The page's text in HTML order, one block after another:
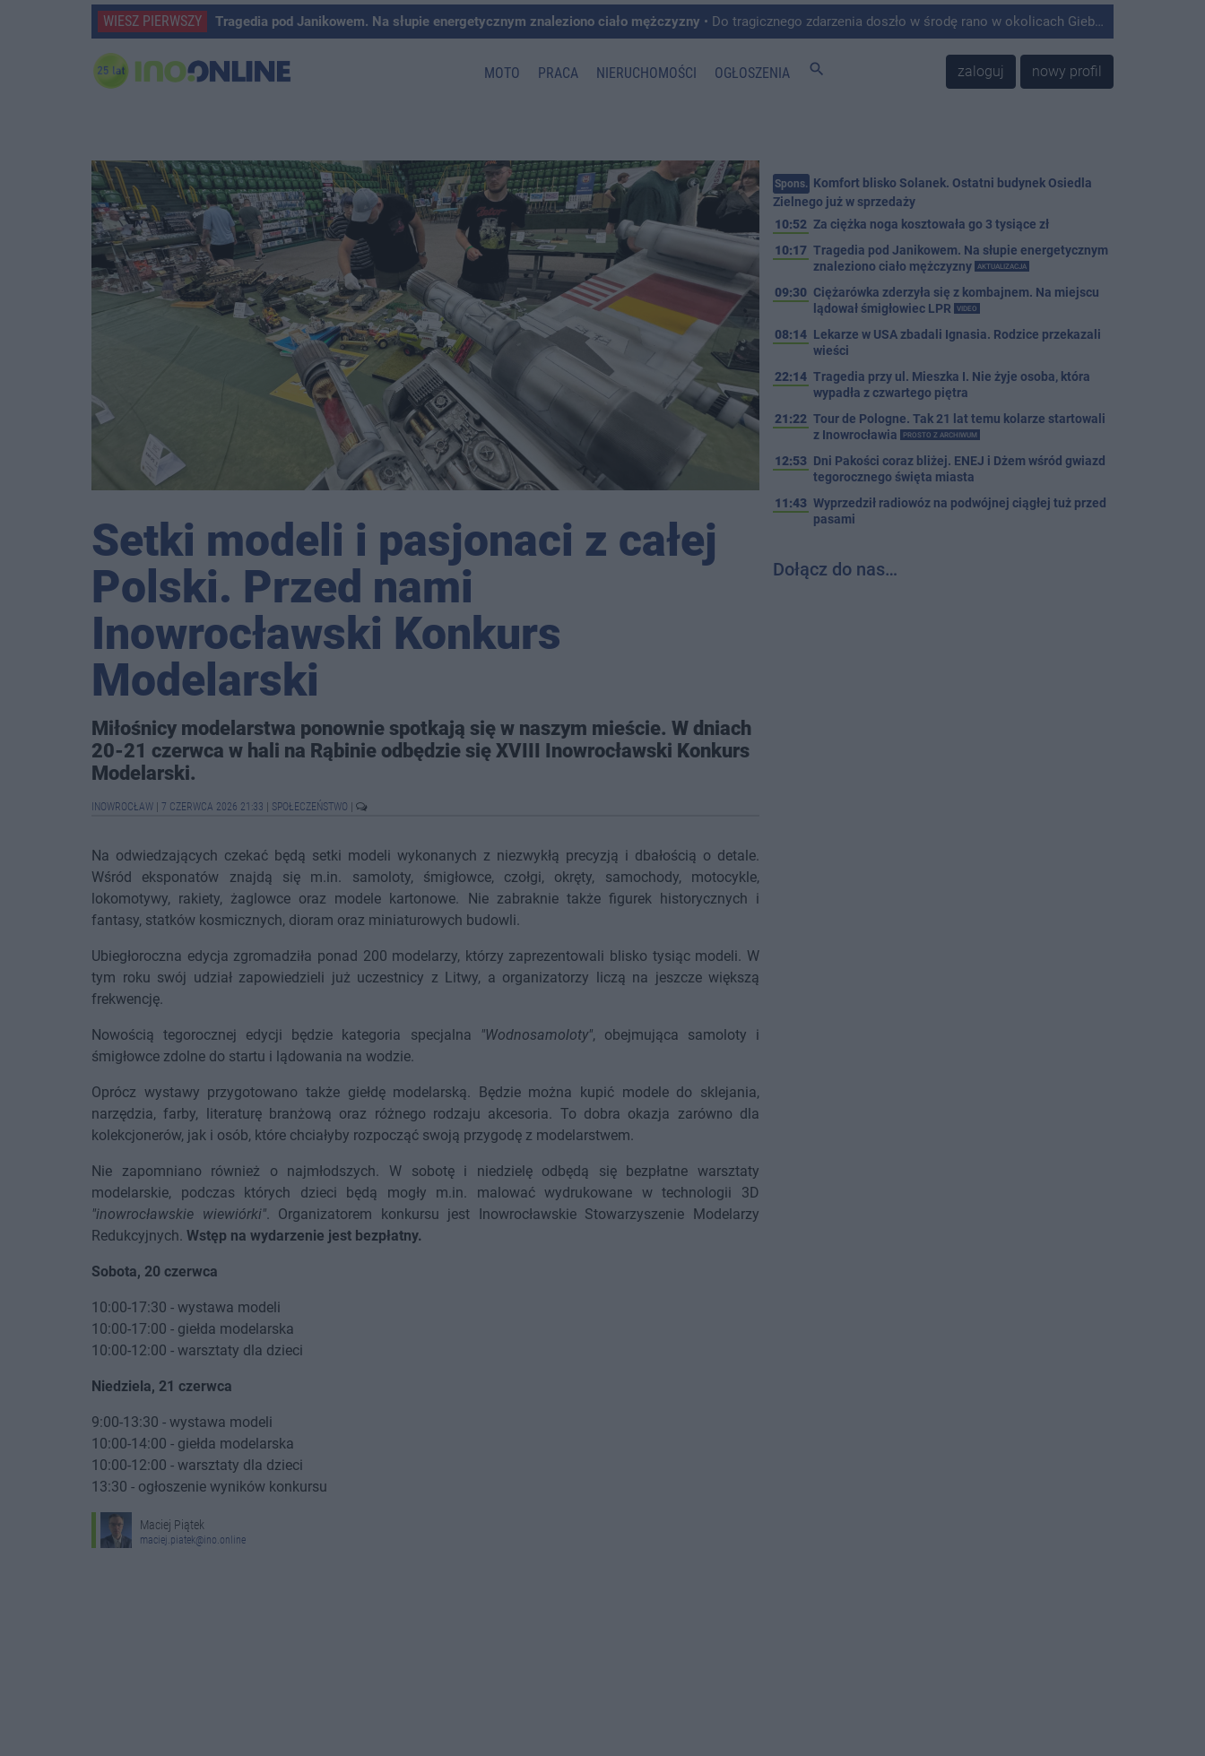
WIESZ PIERWSZY Tragedia pod Janikowem. Na słupie energetycznym znaleziono ciało mężczyzny • Do tragicznego zdarzenia doszło w środę rano w okolicach Giebni koło Janikowa. Wówczas na słupie energetycznym odnaleziono ciało mężczyzny.
MOTO PRACA NIERUCHOMOŚCI OGŁOSZENIA search zaloguj nowy profil
Setki modeli i pasjonaci z całej
Polski. Przed nami
Inowrocławski Konkurs
Modelarski
Miłośnicy modelarstwa ponownie spotkają się w naszym mieście. W dniach
20-21 czerwca w hali na Rąbinie odbędzie się XVIII Inowrocławski Konkurs
Modelarski.
INOWROCŁAW 7 CZERWCA 2026 21:33 SPOŁECZEŃSTWO
Na odwiedzających czekać będą setki modeli wykonanych z niezwykłą precyzją i dbałością o detale.
Wśród eksponatów znajdą się m.in. samoloty, śmigłowce, czołgi, okręty, samochody, motocykle,
lokomotywy, rakiety, żaglowce oraz modele kartonowe. Nie zabraknie także figurek historycznych i
fantasy, statków kosmicznych, dioram oraz miniaturowych budowli.
Ubiegłoroczna edycja zgromadziła ponad 200 modelarzy, którzy zaprezentowali blisko tysiąc modeli. W
tym roku swój udział zapowiedzieli już uczestnicy z Litwy, a organizatorzy liczą na jeszcze większą
frekwencję.
Nowością tegorocznej edycji będzie kategoria specjalna "Wodnosamoloty", obejmująca samoloty i
śmigłowce zdolne do startu i lądowania na wodzie.
Oprócz wystawy przygotowano także giełdę modelarską. Będzie można kupić modele do sklejania,
narzędzia, farby, literaturę branżową oraz różnego rodzaju akcesoria. To dobra okazja zarówno dla
kolekcjonerów, jak i osób, które chciałyby rozpocząć swoją przygodę z modelarstwem.
Nie zapomniano również o najmłodszych. W sobotę i niedzielę odbędą się bezpłatne warsztaty
modelarskie, podczas których dzieci będą mogły m.in. malować wydrukowane w technologii 3D
"inowrocławskie wiewiórki". Organizatorem konkursu jest Inowrocławskie Stowarzyszenie Modelarzy
Redukcyjnych. Wstęp na wydarzenie jest bezpłatny.
Sobota, 20 czerwca
10:00-17:30 - wystawa modeli
10:00-17:00 - giełda modelarska
10:00-12:00 - warsztaty dla dzieci
Niedziela, 21 czerwca
9:00-13:30 - wystawa modeli
10:00-14:00 - giełda modelarska
10:00-12:00 - warsztaty dla dzieci
13:30 - ogłoszenie wyników konkursu
Maciej Piątek
maciej.piatek@ino.online
Spons. Komfort blisko Solanek. Ostatni budynek Osiedla
Zielnego już w sprzedaży
10:52 Za ciężka noga kosztowała go 3 tysiące zł
10:17 Tragedia pod Janikowem. Na słupie energetycznym
znaleziono ciało mężczyzny
AKTUALIZACJA
09:30 Ciężarówka zderzyła się z kombajnem. Na miejscu
lądował śmigłowiec LPR
VIDEO
08:14 Lekarze w USA zbadali Ignasia. Rodzice przekazali
wieści
22:14 Tragedia przy ul. Mieszka I. Nie żyje osoba, która
wypadła z czwartego piętra
21:22 Tour de Pologne. Tak 21 lat temu kolarze startowali
z Inowrocławia
PROSTO Z ARCHIWUM
12:53 Dni Pakości coraz bliżej. ENEJ i Dżem wśród gwiazd
tegorocznego święta miasta
11:43 Wyprzedził radiowóz na podwójnej ciągłej tuż przed
pasami
Dołącz do nas…